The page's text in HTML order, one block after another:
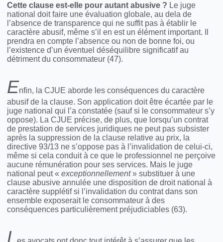
Cette clause est-elle pour autant abusive ? Le juge
national doit faire une évaluation globale, au dela de
l’absence de transparence qui ne suffit pas à établir le
caractère abusif, même s’il en est un élément important. Il
prendra en compte l’absence ou non de bonne foi, ou
l’existence d’un éventuel déséquilibre significatif au
détriment du consommateur (47).
Enfin, la CJUE aborde les conséquences du caractère
abusif de la clause. Son application doit être écartée par le
juge national qui l’a constatée (sauf si le consommateur s’y
oppose). La CJUE précise, de plus, que lorsqu’un contrat
de prestation de services juridiques ne peut pas subsister
après la suppression de la clause relative au prix, la
directive 93/13 ne s’oppose pas à l’invalidation de celui-ci,
même si cela conduit à ce que le professionnel ne perçoive
aucune rémunération pour ses services. Mais le juge
national peut «exceptionnellement» substituer à une
clause abusive annulée une disposition de droit national à
caractère supplétif si l’invalidation du contrat dans son
ensemble exposerait le consommateur à des
conséquences particulièrement préjudiciables (63).
L